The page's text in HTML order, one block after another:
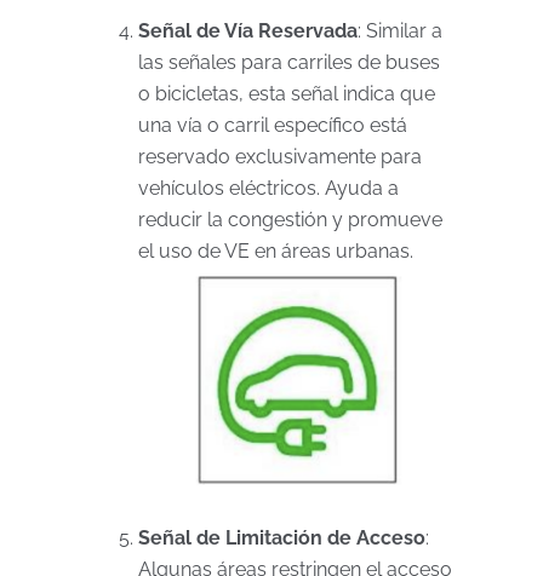
Señal de Vía Reservada: Similar a
las señales para carriles de buses
o bicicletas, esta señal indica que
una vía o carril específico está
reservado exclusivamente para
vehículos eléctricos. Ayuda a
reducir la congestión y promueve
el uso de VE en áreas urbanas.
Señal de Limitación de Acceso:
Algunas áreas restringen el acceso